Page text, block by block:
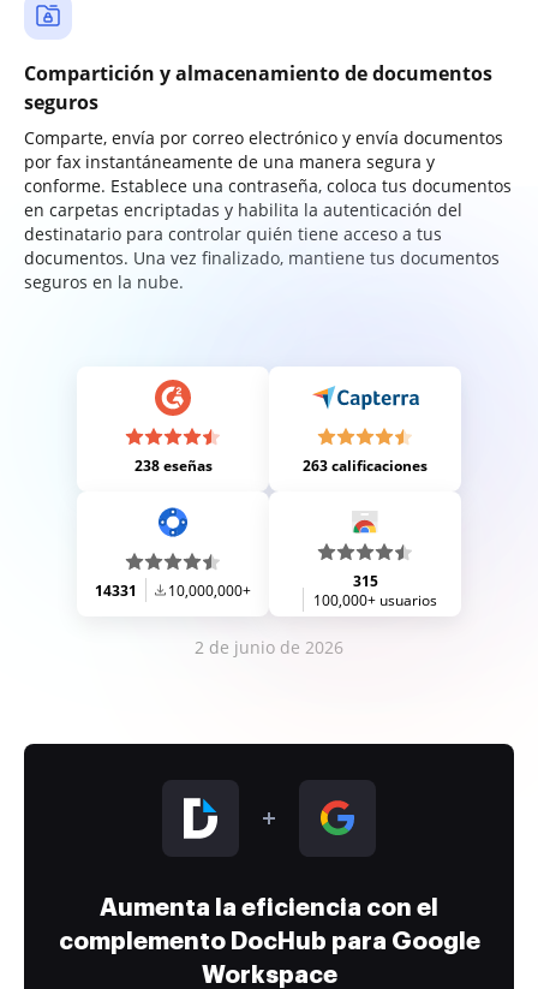
Compartición y almacenamiento de documentos
seguros
Comparte, envía por correo electrónico y envía documentos
por fax instantáneamente de una manera segura y
conforme. Establece una contraseña, coloca tus documentos
en carpetas encriptadas y habilita la autenticación del
destinatario para controlar quién tiene acceso a tus
documentos. Una vez finalizado, mantiene tus documentos
seguros en la nube.
238 eseñas 263 calificaciones
14331 10,000,000+
315
100,000+ usuarios
2 de junio de 2026
Aumenta la eficiencia con el
complemento DocHub para Google
Workspace